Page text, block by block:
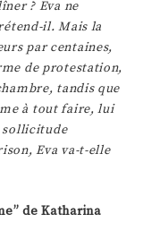
? Eva ne
il. Mais la
par centaines,
de protestation,
tandis que
à tout faire, lui
sollicitude
Eva va-t-elle
de Katharina